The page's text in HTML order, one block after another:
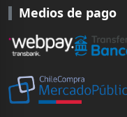
Medios de pago